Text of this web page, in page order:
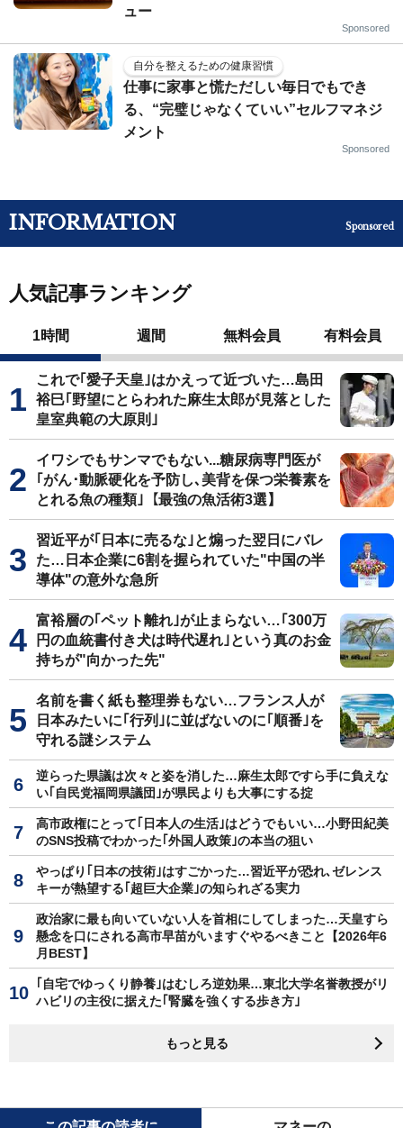
ュー
Sponsored
自分を整えるための健康習慣
仕事に家事と慌ただしい毎日でもでき
る、“完璧じゃなくていい”セルフマネジ
メント
Sponsored
INFORMATION Sponsored
人気記事ランキング
1時間 週間 無料会員 有料会員
これで｢愛子天皇｣はかえって近づいた…島田
裕巳｢野望にとらわれた麻生太郎が見落とした
皇室典範の大原則｣
イワシでもサンマでもない...糖尿病専門医が
｢がん･動脈硬化を予防し､美背を保つ栄養素を
とれる魚の種類｣【最強の魚活術3選】
習近平が｢日本に売るな｣と煽った翌日にバレ
た…日本企業に6割を握られていた"中国の半
導体"の意外な急所
富裕層の｢ペット離れ｣が止まらない…｢300万
円の血統書付き犬は時代遅れ｣という真のお金
持ちが"向かった先"
名前を書く紙も整理券もない…フランス人が
日本みたいに｢行列｣に並ばないのに｢順番｣を
守れる謎システム
逆らった県議は次々と姿を消した…麻生太郎ですら手に負えな
い｢自民党福岡県議団｣が県民よりも大事にする掟
高市政権にとって｢日本人の生活｣はどうでもいい…小野田紀美
のSNS投稿でわかった｢外国人政策｣の本当の狙い
やっぱり｢日本の技術｣はすごかった…習近平が恐れ､ゼレンス
キーが熱望する｢超巨大企業｣の知られざる実力
政治家に最も向いていない人を首相にしてしまった…天皇すら
懸念を口にされる高市早苗がいますぐやるべきこと【2026年6
月BEST】
｢自宅でゆっくり静養｣はむしろ逆効果…東北大学名誉教授がリ
ハビリの主役に据えた｢腎臓を強くする歩き方｣
もっと見る